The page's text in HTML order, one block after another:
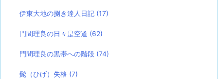
伊東大地の捌き達人日記 (17)
門間理良の日々是空道 (62)
門間理良の黒帯への階段 (74)
髭（ひげ）失格 (7)